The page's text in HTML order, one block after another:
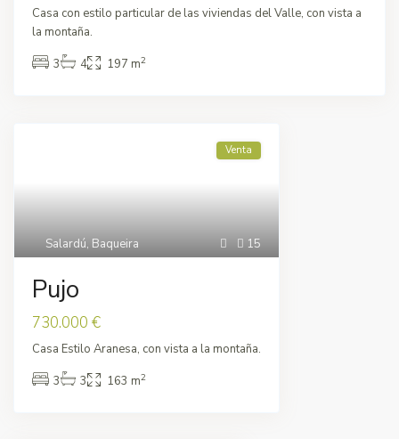
Casa con estilo particular de las viviendas del Valle, con vista a
la montaña.
3
4 197 m2
15
Salardú,Baqueira
Venta
Pujo
730.000 €
Casa Estilo Aranesa, con vista a la montaña.
3
3 163 m2